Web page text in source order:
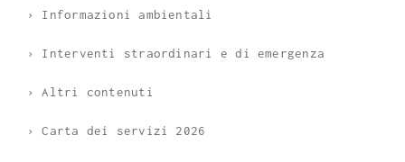
› Informazioni ambientali
› Interventi straordinari e di emergenza
› Altri contenuti
› Carta dei servizi 2026